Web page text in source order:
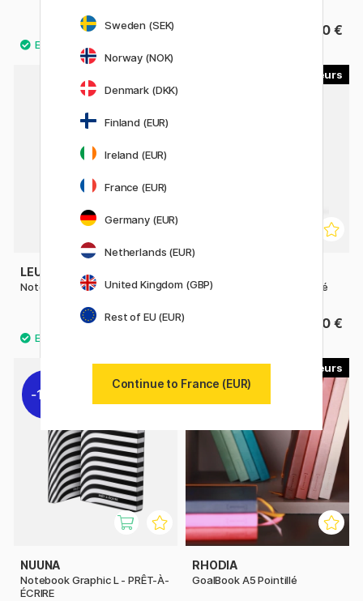
24.80 €
31 € 39.80 €
LEUCHTTURM1917
Notebook A5 Medium Dotted
27.50 €
Notebook A5 Medium Ligné
27.50 €
11%
NUUNA
Notebook Graphic L - PRÊT-À-
ÉCRIRE
11%
RHODIA
GoalBook A5 Pointillé
Sweden (SEK)
Norway (NOK)
Denmark (DKK)
Finland (EUR)
Ireland (EUR)
France (EUR)
Germany (EUR)
Netherlands (EUR)
United Kingdom (GBP)
Rest of EU (EUR)
Continue to France (EUR)